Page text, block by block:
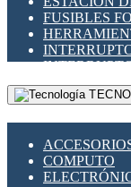
FUSIBLES
MONTAJE
PORTA
COMPUTO